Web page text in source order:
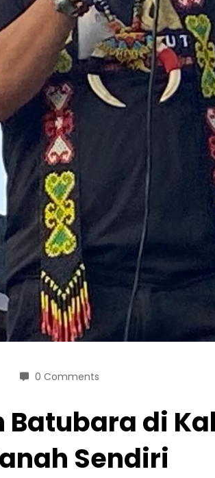
0 Comments
Batubara di
Sendiri